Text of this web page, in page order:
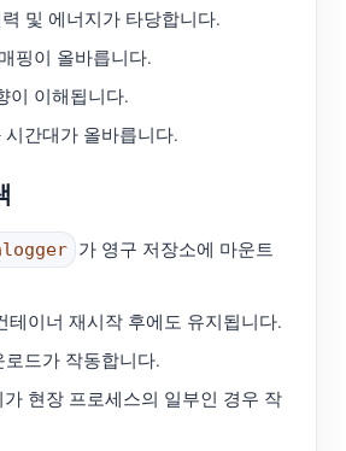
및 에너지가 타당합니다.
핑이 올바릅니다.
이 이해됩니다.
간대가 올바릅니다.
가 영구 저장소에 마운트
테이너 재시작 후에도 유지됩니다.
로드가 작동합니다.
현장 프로세스의 일부인 경우 작